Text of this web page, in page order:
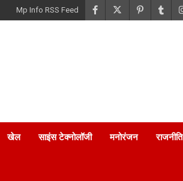
Mp Info RSS Feed
खेल साइंस टेक्नोलॉजी मनोरंजन राजनीति